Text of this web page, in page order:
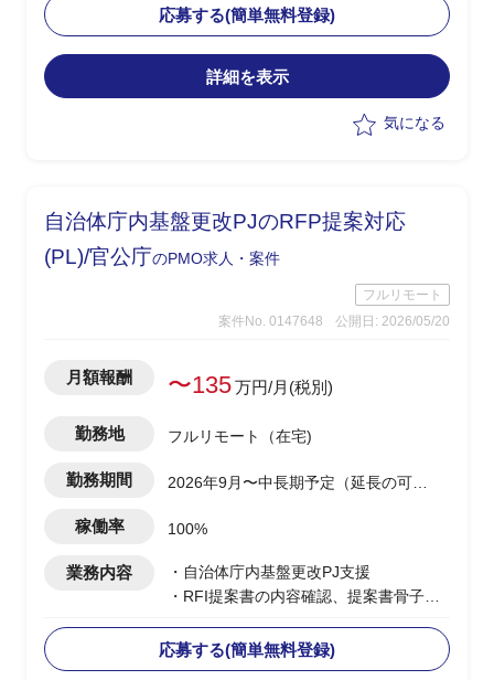
として、提案から構想策定・PJ推進まで
一気通貫でイニシアチブをとる役割
・プロダクト導入PJのPM/PLとしての全
体推進
課題管理、顧客伴走、ステークホルダー
応募する(簡単無料登録)
詳細を表示
気になる
自治体庁内基盤更改PJのRFP提案対応
(PL)/官公庁のPMO求人・案件
フルリモート
案件No. 0147648
公開日: 2026/05/20
月額報酬 〜135万円/月(税別)
勤務地 フルリモート（在宅)
勤務期間
2026年9月〜中長期予定（延長の可能
稼働率 100%
業務内容
・自治体庁内基盤更改PJ支援
・RFI提案書の内容確認、提案書骨子検
・提案書の執筆・編集・確認、取りまと
めを実施
応募する(簡単無料登録)